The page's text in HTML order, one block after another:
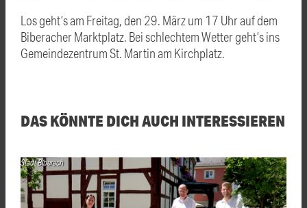
Los geht’s am Freitag, den 29. März um 17 Uhr auf dem
Biberacher Marktplatz. Bei schlechtem Wetter geht’s ins
Gemeindezentrum St. Martin am Kirchplatz.
DAS KÖNNTE DICH AUCH INTERESSIEREN
Stadt Biberach